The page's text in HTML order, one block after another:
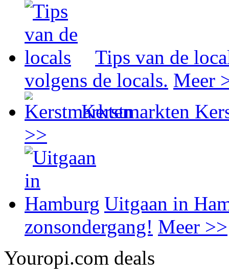
Tips van de
volgens de locals. Meer
Kerstmarkten
>>
Uitgaan in
zonsondergang! Meer >>
Youropi.com deals